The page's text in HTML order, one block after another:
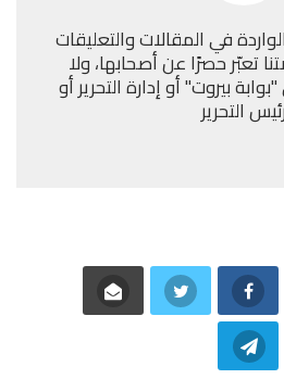
في المقالات والتعليقات
تعبّر حصرًا عن أصحابها، ولا
بيروت" أو إدارة التحرير أو
رئيس التحرير